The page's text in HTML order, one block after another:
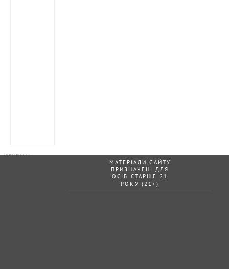
МАТЕРІАЛИ САЙТУ
ПРИЗНАЧЕНІ ДЛЯ
ОСІБ СТАРШЕ 21
РОКУ (21+)